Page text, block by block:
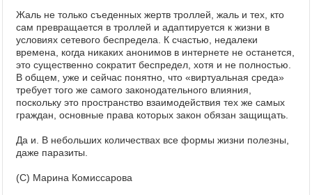
Жаль не только съеденных жертв троллей, жаль и тех, кто
сам превращается в троллей и адаптируется к жизни в
условиях сетевого беспредела. К счастью, недалеки
времена, когда никаких анонимов в интернете не останется,
это существенно сократит беспредел, хотя и не полностью.
В общем, уже и сейчас понятно, что «виртуальная среда»
требует того же самого законодательного влияния,
поскольку это пространство взаимодействия тех же самых
граждан, основные права которых закон обязан защищать.
Да и. В небольших количествах все формы жизни полезны,
даже паразиты.
(С) Марина Комиссарова